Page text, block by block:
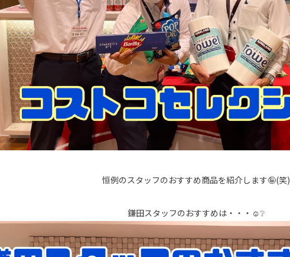
恒例のスタッフのおすすめ商品を紹介します🤪(笑)
鎌田スタッフのおすすめは・・・☺❔